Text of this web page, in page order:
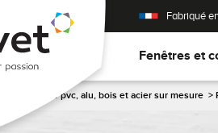
Fabriqué
Fenêtres et
Porte d'entrée pvc, alu, bois et acier sur mesure >